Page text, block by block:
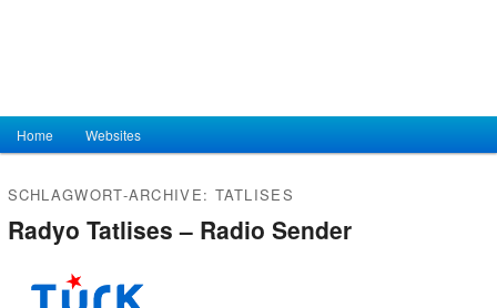
Hauptmenü
Zum Inhalt wechseln
Zum sekundären Inhalt wechseln
Home Websites
SCHLAGWORT-ARCHIVE: TATLISES
Radyo Tatlises – Radio Sender